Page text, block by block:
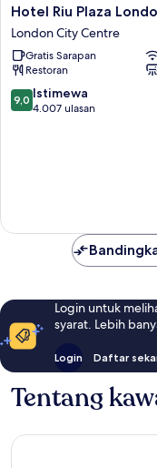
Hotel
Riu
Plaza
London
Victoria
London
City
Hotel Riu Plaza
London City Centre
Gratis Sarapan
Restoran
9.0
dari
9,0 Istimewa
4.007 ulasan
Login untuk
syarat. Lebih
Login Daftar
Tentang